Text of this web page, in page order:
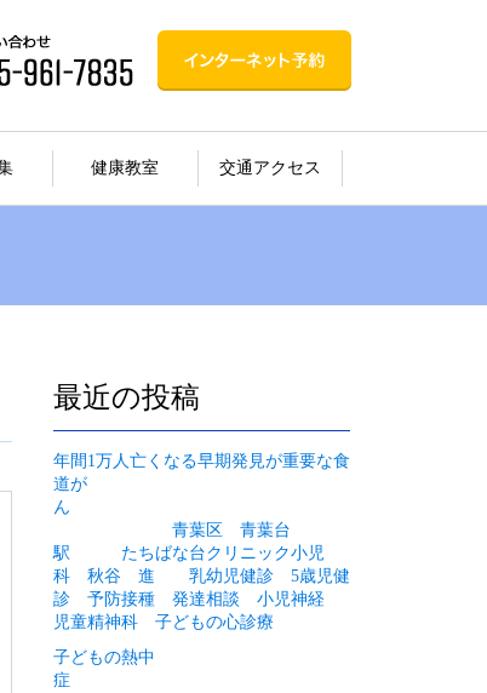
健康教室 交通アクセス
最近の投稿
年間1万人亡くなる早期発見が重要な食
道が
ん
青葉区 青葉台
駅 たちばな台クリニック小児
科 秋谷 進 乳幼児健診 5歳児健
診 予防接種 発達相談 小児神経
児童精神科 子どもの心診療
子どもの熱中
症